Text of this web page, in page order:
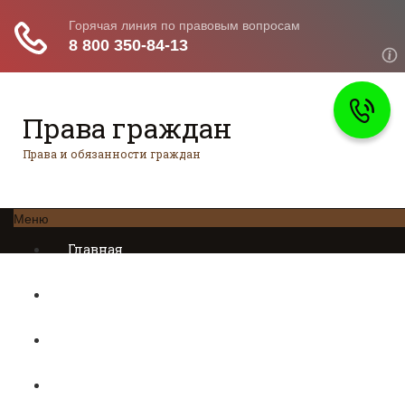
Права граждан
Права и обязанности граждан
Меню
Главная